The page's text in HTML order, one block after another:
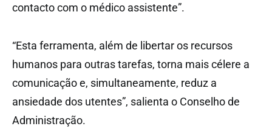
contacto com o médico assistente”.
“Esta ferramenta, além de libertar os recursos
humanos para outras tarefas, torna mais célere a
comunicação e, simultaneamente, reduz a
ansiedade dos utentes”, salienta o Conselho de
Administração.